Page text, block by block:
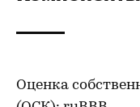
Оценка